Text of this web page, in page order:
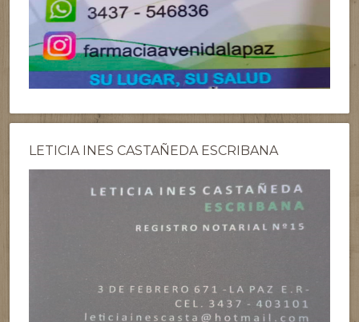
LETICIA INES CASTAÑEDA ESCRIBANA